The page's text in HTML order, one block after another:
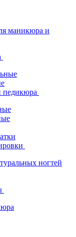
маникюра и
педикюра
ногтей